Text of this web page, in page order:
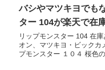
バシやマツキヨでも
ター 104が楽天で在
リップモンスター 104 在
オン、マツキヨ・ビックカ
プモンスター １０４ 桜色